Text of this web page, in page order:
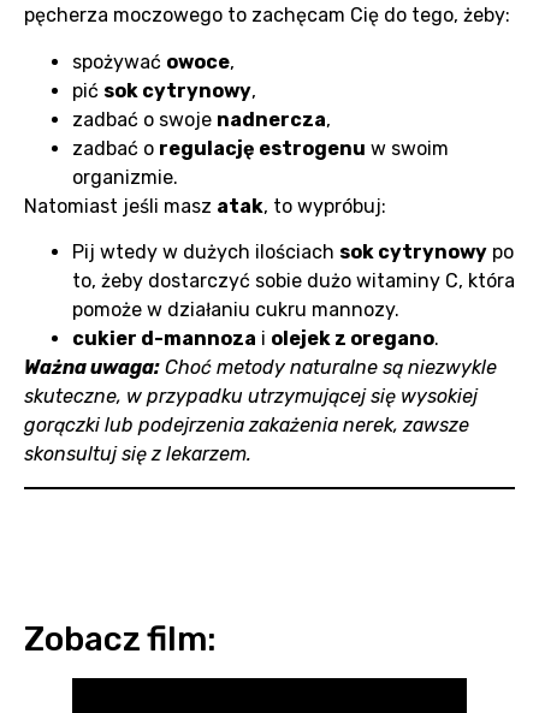
pęcherza moczowego to zachęcam Cię do tego, żeby:
spożywać owoce,
pić sok cytrynowy,
zadbać o swoje nadnercza,
zadbać o regulację estrogenu w swoim
organizmie.
Natomiast jeśli masz atak, to wypróbuj:
Pij wtedy w dużych ilościach sok cytrynowy po
to, żeby dostarczyć sobie dużo witaminy C, która
pomoże w działaniu cukru mannozy.
cukier d-mannoza i olejek z oregano.
Ważna uwaga: Choć metody naturalne są niezwykle
skuteczne, w przypadku utrzymującej się wysokiej
gorączki lub podejrzenia zakażenia nerek, zawsze
skonsultuj się z lekarzem.
Zobacz film: